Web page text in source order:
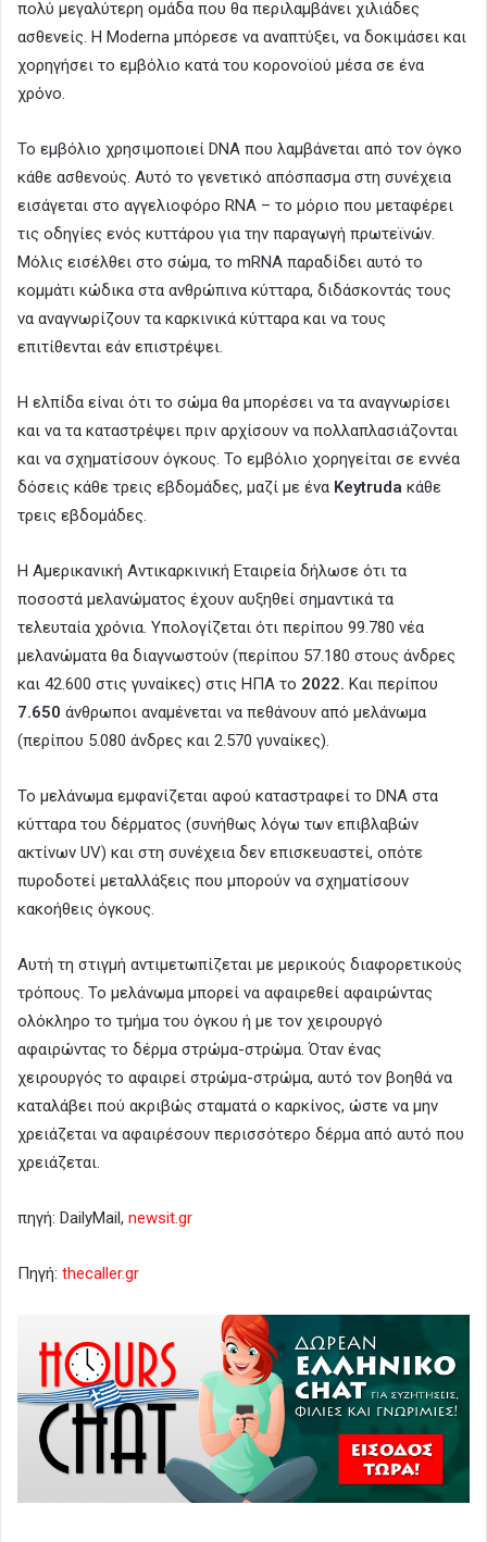
πολύ μεγαλύτερη ομάδα που θα περιλαμβάνει χιλιάδες
ασθενείς. Η Moderna μπόρεσε να αναπτύξει, να δοκιμάσει και
χορηγήσει το εμβόλιο κατά του κορονοϊού μέσα σε ένα
χρόνο.
Το εμβόλιο χρησιμοποιεί DNA που λαμβάνεται από τον όγκο
κάθε ασθενούς. Αυτό το γενετικό απόσπασμα στη συνέχεια
εισάγεται στο αγγελιοφόρο RNA – το μόριο που μεταφέρει
τις οδηγίες ενός κυττάρου για την παραγωγή πρωτεϊνών.
Μόλις εισέλθει στο σώμα, το mRNA παραδίδει αυτό το
κομμάτι κώδικα στα ανθρώπινα κύτταρα, διδάσκοντάς τους
να αναγνωρίζουν τα καρκινικά κύτταρα και να τους
επιτίθενται εάν επιστρέψει.
Η ελπίδα είναι ότι το σώμα θα μπορέσει να τα αναγνωρίσει
και να τα καταστρέψει πριν αρχίσουν να πολλαπλασιάζονται
και να σχηματίσουν όγκους. Το εμβόλιο χορηγείται σε εννέα
δόσεις κάθε τρεις εβδομάδες, μαζί με ένα Keytruda κάθε
τρεις εβδομάδες.
Η Αμερικανική Αντικαρκινική Εταιρεία δήλωσε ότι τα
ποσοστά μελανώματος έχουν αυξηθεί σημαντικά τα
τελευταία χρόνια. Υπολογίζεται ότι περίπου 99.780 νέα
μελανώματα θα διαγνωστούν (περίπου 57.180 στους άνδρες
και 42.600 στις γυναίκες) στις ΗΠΑ το 2022. Και περίπου
7.650 άνθρωποι αναμένεται να πεθάνουν από μελάνωμα
(περίπου 5.080 άνδρες και 2.570 γυναίκες).
Το μελάνωμα εμφανίζεται αφού καταστραφεί το DNA στα
κύτταρα του δέρματος (συνήθως λόγω των επιβλαβών
ακτίνων UV) και στη συνέχεια δεν επισκευαστεί, οπότε
πυροδοτεί μεταλλάξεις που μπορούν να σχηματίσουν
κακοήθεις όγκους.
Αυτή τη στιγμή αντιμετωπίζεται με μερικούς διαφορετικούς
τρόπους. Το μελάνωμα μπορεί να αφαιρεθεί αφαιρώντας
ολόκληρο το τμήμα του όγκου ή με τον χειρουργό
αφαιρώντας το δέρμα στρώμα-στρώμα. Όταν ένας
χειρουργός το αφαιρεί στρώμα-στρώμα, αυτό τον βοηθά να
καταλάβει πού ακριβώς σταματά ο καρκίνος, ώστε να μην
χρειάζεται να αφαιρέσουν περισσότερο δέρμα από αυτό που
χρειάζεται.
πηγή: DailyMail, newsit.gr
Πηγή: thecaller.gr